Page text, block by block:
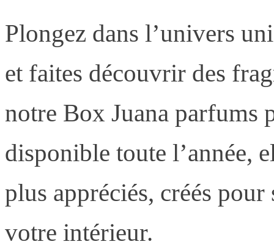
Plongez dans l’univers
et faites découvrir des
notre Box Juana parfums
disponible toute l’année,
plus appréciés, créés
votre intérieur.